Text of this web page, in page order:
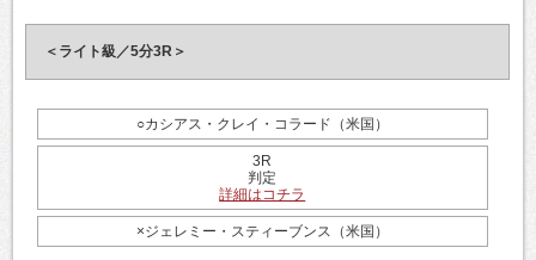
＜ライト級／5分3R＞
○カシアス・クレイ・コラード（米国）
3R
判定
詳細はコチラ
×ジェレミー・スティーブンス（米国）